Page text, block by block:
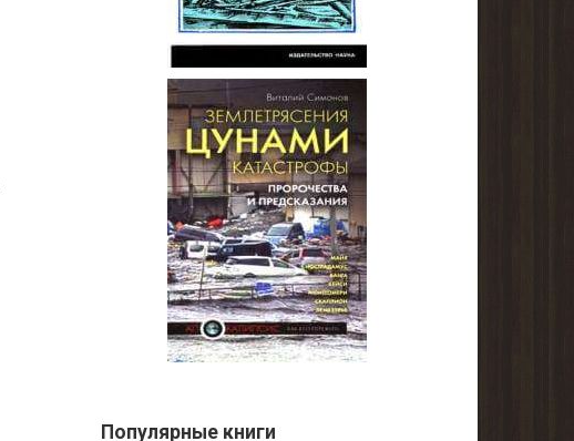
Популярные книги